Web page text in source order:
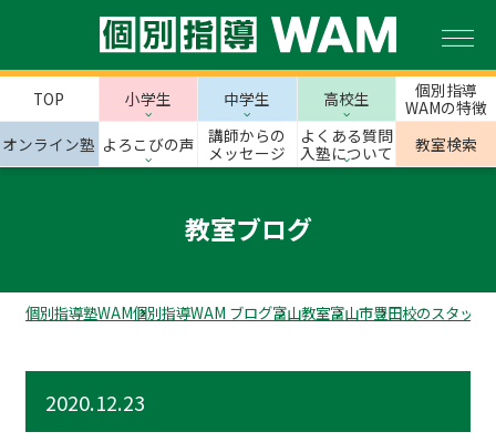
TOP 小学生 中学生 高校生
個別指導
WAMの特徴
オンライン塾 よろこびの声
講師からの
メッセージ
よくある質問
入塾について
教室検索
教室ブログ
個別指導塾WAM個別指導WAM ブログ富山教室富山市豊田校のスタッフ
2020.12.23